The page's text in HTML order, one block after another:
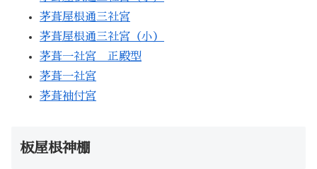
茅葺屋根通三社宮
茅葺屋根通三社宮（小）
茅葺一社宮 正殿型
茅葺一社宮
茅葺袖付宮
板屋根神棚